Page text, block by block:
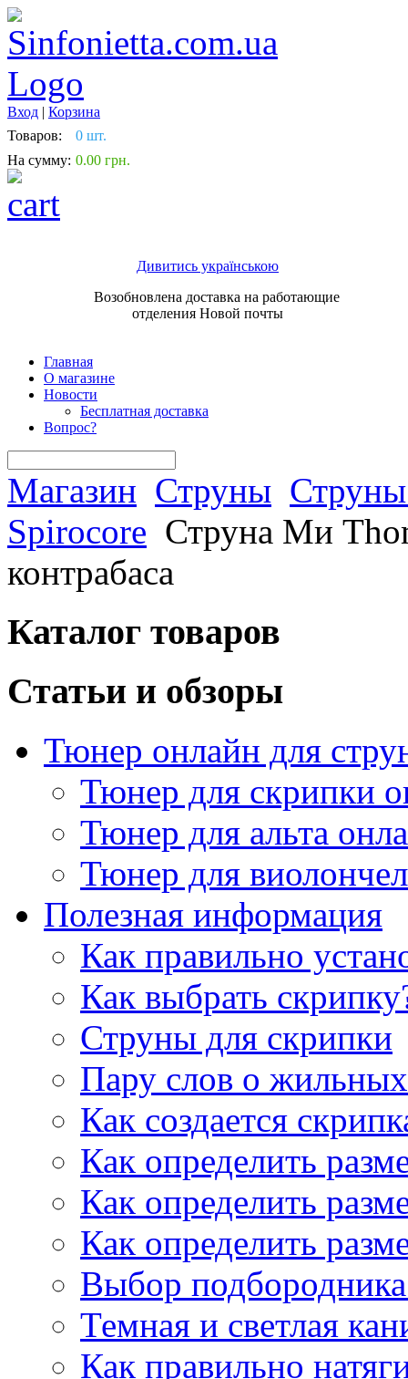
Вход | Корзина
Товаров:
0 шт.
На сумму: 0.00 грн.
Дивитись українською
Возобновлена доставка на работающие
отделения Новой почты
Главная
О магазине
Новости
Бесплатная доставка
Вопрос?
Магазин Струны Струны
Spirocore Струна Ми
контрабаса
Каталог товаров
Статьи и обзоры
Тюнер онлайн для
Тюнер для скрипки
Тюнер для альта
Тюнер для
Полезная информация
Как правильно
Как выбрать
Струны для скрипки
Пару слов о
Как создается
Как определить
Как определить
Как определить
Выбор
Темная и светлая
Как правильно